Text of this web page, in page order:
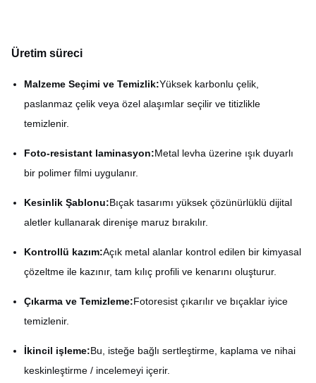
Üretim süreci
Malzeme Seçimi ve Temizlik:Yüksek karbonlu çelik,
paslanmaz çelik veya özel alaşımlar seçilir ve titizlikle
temizlenir.
Foto-resistant laminasyon:Metal levha üzerine ışık duyarlı
bir polimer filmi uygulanır.
Kesinlik Şablonu:Bıçak tasarımı yüksek çözünürlüklü dijital
aletler kullanarak direnişe maruz bırakılır.
Kontrollü kazım:Açık metal alanlar kontrol edilen bir kimyasal
çözeltme ile kazınır, tam kılıç profili ve kenarını oluşturur.
Çıkarma ve Temizleme:Fotoresist çıkarılır ve bıçaklar iyice
temizlenir.
İkincil işleme:Bu, isteğe bağlı sertleştirme, kaplama ve nihai
keskinleştirme / incelemeyi içerir.